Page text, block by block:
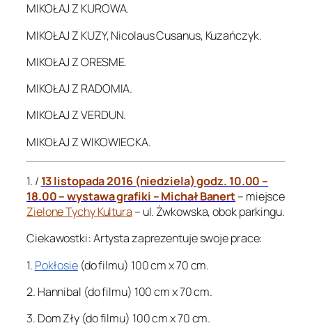
MIKOŁAJ Z KUROWA.
MIKOŁAJ Z KUZY, Nicolaus Cusanus, Kuzańczyk.
MIKOŁAJ Z ORESME.
MIKOŁAJ Z RADOMIA.
MIKOŁAJ Z VERDUN.
MIKOŁAJ Z WIKOWIECKA.
1. / 13 listopada 2016 (niedziela) godz. 10.00 –
18.00 – wystawa grafiki – Michał Banert– miejsce
Zielone Tychy Kultura – ul. Żwkowska, obok parkingu.
Ciekawostki: Artysta zaprezentuje swoje prace:
1. Pokłosie(do filmu) 100 cm x 70 cm.
2. Hannibal (do filmu) 100 cm x 70 cm.
3. Dom Zły (do filmu) 100 cm x 70 cm.